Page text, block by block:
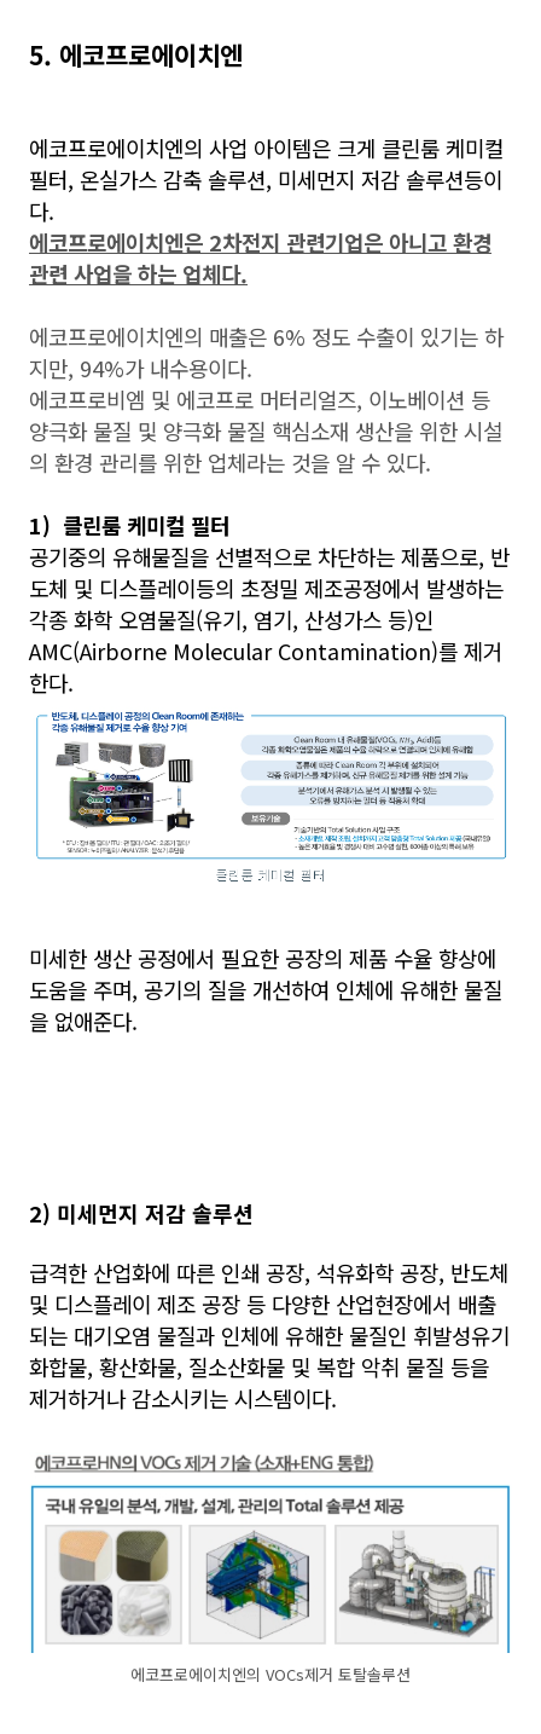
5. 에코프로에이치엔
에코프로에이치엔의 사업 아이템은 크게 클린룸 케미컬
필터, 온실가스 감축 솔루션, 미세먼지 저감 솔루션등이
다.
에코프로에이치엔은 2차전지 관련기업은 아니고 환경
관련 사업을 하는 업체다.
에코프로에이치엔의 매출은 6% 정도 수출이 있기는 하
지만, 94%가 내수용이다.
에코프로비엠 및 에코프로 머터리얼즈, 이노베이션 등
양극화 물질 및 양극화 물질 핵심소재 생산을 위한 시설
의 환경 관리를 위한 업체라는 것을 알 수 있다.
1) 클린룸 케미컬 필터
공기중의 유해물질을 선별적으로 차단하는 제품으로, 반
도체 및 디스플레이등의 초정밀 제조공정에서 발생하는
각종 화학 오염물질(유기, 염기, 산성가스 등)인
AMC(Airborne Molecular Contamination)를 제거
한다.
미세한 생산 공정에서 필요한 공장의 제품 수율 향상에
도움을 주며, 공기의 질을 개선하여 인체에 유해한 물질
을 없애준다.
2) 미세먼지 저감 솔루션
급격한 산업화에 따른 인쇄 공장, 석유화학 공장, 반도체
및 디스플레이 제조 공장 등 다양한 산업현장에서 배출
되는 대기오염 물질과 인체에 유해한 물질인 휘발성유기
화합물, 황산화물, 질소산화물 및 복합 악취 물질 등을
제거하거나 감소시키는 시스템이다.
에코프로에이치엔의 VOCs제거 토탈솔루션